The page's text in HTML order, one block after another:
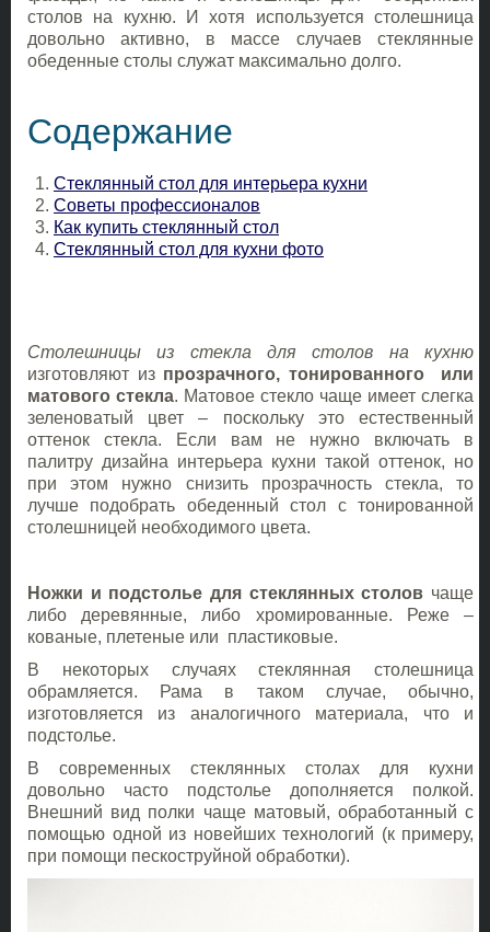
столов на кухню. И хотя используется столешница
довольно активно, в массе случаев стеклянные
обеденные столы служат максимально долго.
Содержание
Стеклянный стол для интерьера кухни
Советы профессионалов
Как купить стеклянный стол
Стеклянный стол для кухни фото
Столешницы из стекла для столов на кухню
изготовляют из прозрачного, тонированного или
матового стекла. Матовое стекло чаще имеет слегка
зеленоватый цвет – поскольку это естественный
оттенок стекла. Если вам не нужно включать в
палитру дизайна интерьера кухни такой оттенок, но
при этом нужно снизить прозрачность стекла, то
лучше подобрать обеденный стол с тонированной
столешницей необходимого цвета.
Ножки и подстолье для стеклянных столов чаще
либо деревянные, либо хромированные. Реже –
кованые, плетеные или пластиковые.
В некоторых случаях стеклянная столешница
обрамляется. Рама в таком случае, обычно,
изготовляется из аналогичного материала, что и
подстолье.
В современных стеклянных столах для кухни
довольно часто подстолье дополняется полкой.
Внешний вид полки чаще матовый, обработанный с
помощью одной из новейших технологий (к примеру,
при помощи пескоструйной обработки).